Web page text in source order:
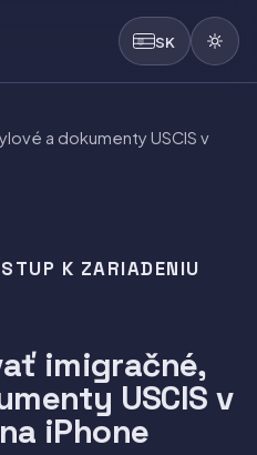
SK
a dokumenty USCIS v
K ZARIADENIU
imigračné,
USCIS v
iPhone